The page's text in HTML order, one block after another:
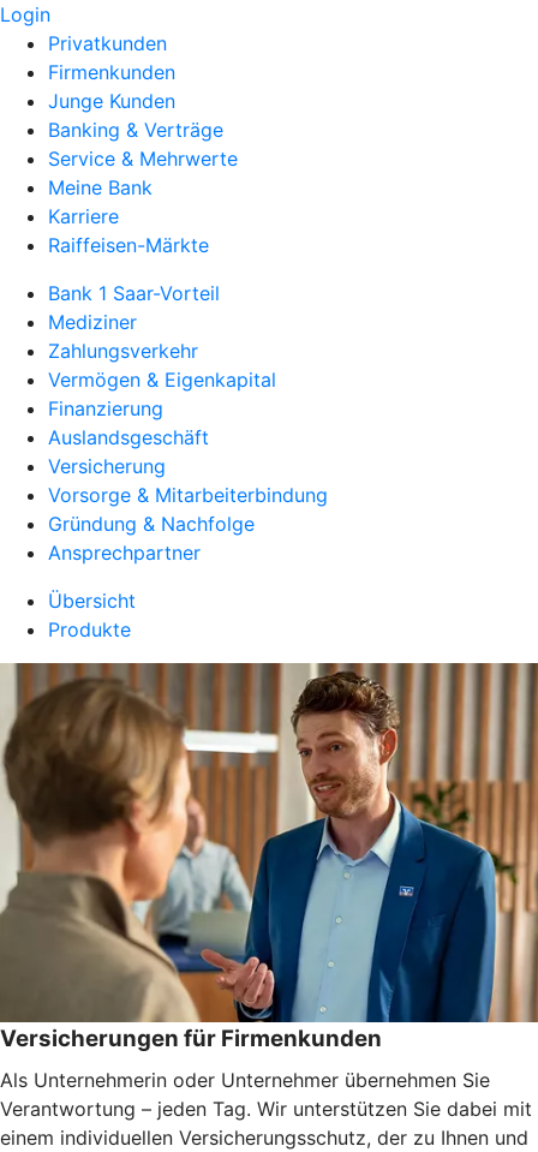
Login
Privatkunden
Firmenkunden
Junge Kunden
Banking & Verträge
Service & Mehrwerte
Meine Bank
Karriere
Raiffeisen-Märkte
Bank 1 Saar-Vorteil
Mediziner
Zahlungsverkehr
Vermögen & Eigenkapital
Finanzierung
Auslandsgeschäft
Versicherung
Vorsorge & Mitarbeiterbindung
Gründung & Nachfolge
Ansprechpartner
Übersicht
Produkte
Versicherungen für Firmenkunden
Als Unternehmerin oder Unternehmer übernehmen Sie
Verantwortung – jeden Tag. Wir unterstützen Sie dabei mit
einem individuellen Versicherungsschutz, der zu Ihnen und